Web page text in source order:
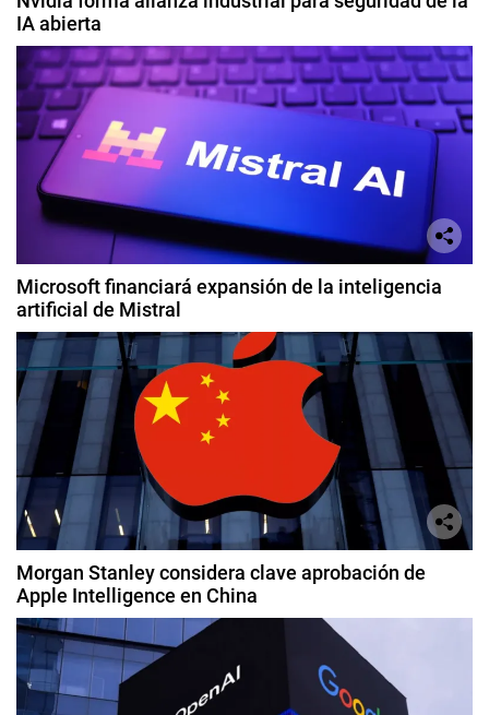
IA abierta
Microsoft financiará expansión de la inteligencia
artificial de Mistral
Morgan Stanley considera clave aprobación de
Apple Intelligence en China